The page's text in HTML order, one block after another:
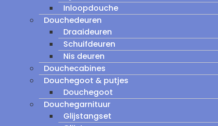
Inloopdouche
Douchedeuren
Draaideuren
Schuifdeuren
Nis deuren
Douchecabines
Douchegoot & putjes
Douchegoot
Douchegarnituur
Glijstangset